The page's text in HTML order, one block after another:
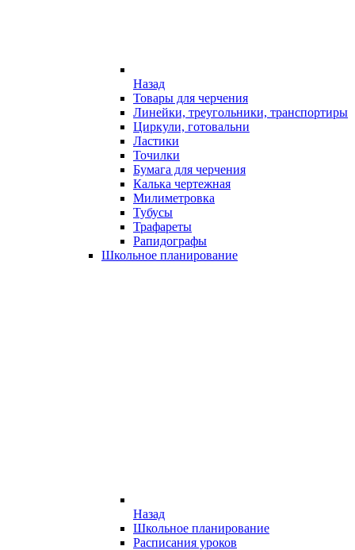
Назад
Товары для черчения
Линейки, треугольники, транспортиры
Циркули, готовальни
Ластики
Точилки
Бумага для черчения
Калька чертежная
Милиметровка
Тубусы
Трафареты
Рапидографы
Школьное планирование
Назад
Школьное планирование
Расписания уроков